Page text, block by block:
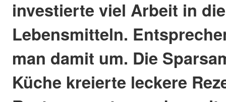
investierte viel Arbeit in
Lebensmitteln.
man damit um. Die
Küche kreierte leckere